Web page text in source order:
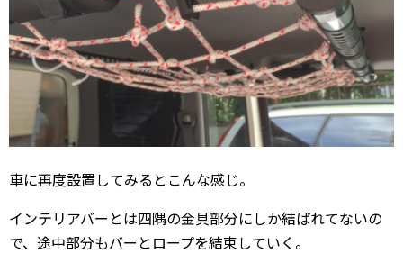
車に再度設置してみるとこんな感じ。
インテリアバーとは四隅の金具部分にしか結ばれてないの
で、途中部分もバーとロープを結束していく。